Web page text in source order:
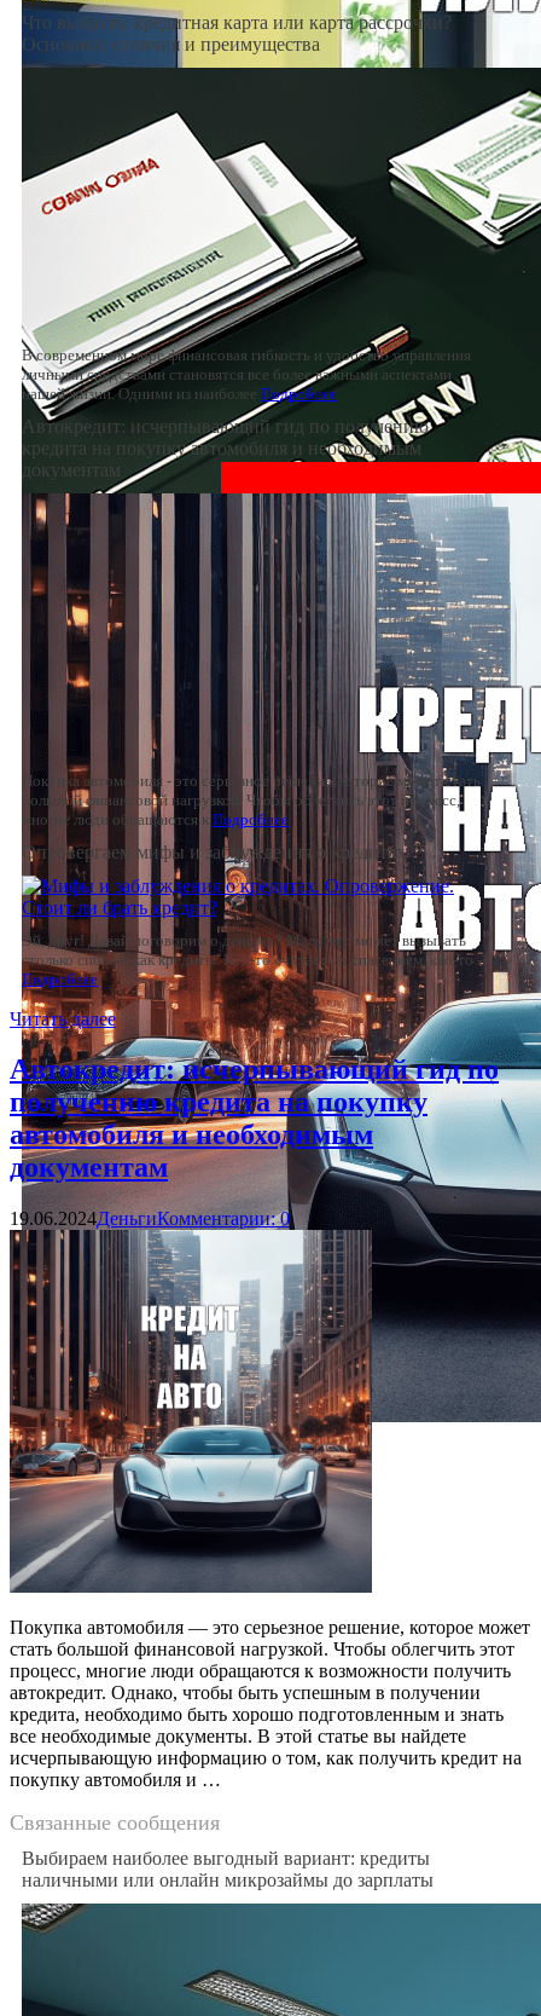
Что выбрать: кредитная карта или карта рассрочки?
Основные отличия и преимущества
В современном мире финансовая гибкость и удобство управления
личными средствами становятся все более важными аспектами
нашей жизни. Одними из наиболее Подробнее
Автокредит: исчерпывающий гид по получению
кредита на покупку автомобиля и необходимым
документам
Покупка автомобиля - это серьезное решение, которое может стать
большой финансовой нагрузкой. Чтобы облегчить этот процесс,
многие люди обращаются к Подробнее
Опровергаем мифы и заблуждения о кредитах
Эй, друг! Давай поговорим о деньгах? Мало что может вызывать
столько споров, как кредиты. Кто-то считает их спасением, кто-то –
Подробнее
Читать далее
Автокредит: исчерпывающий гид по
получению кредита на покупку
автомобиля и необходимым
документам
19.06.2024ДеньгиКомментарии: 0
Покупка автомобиля — это серьезное решение, которое может
стать большой финансовой нагрузкой. Чтобы облегчить этот
процесс, многие люди обращаются к возможности получить
автокредит. Однако, чтобы быть успешным в получении
кредита, необходимо быть хорошо подготовленным и знать
все необходимые документы. В этой статье вы найдете
исчерпывающую информацию о том, как получить кредит на
покупку автомобиля и …
Связанные сообщения
Выбираем наиболее выгодный вариант: кредиты
наличными или онлайн микрозаймы до зарплаты